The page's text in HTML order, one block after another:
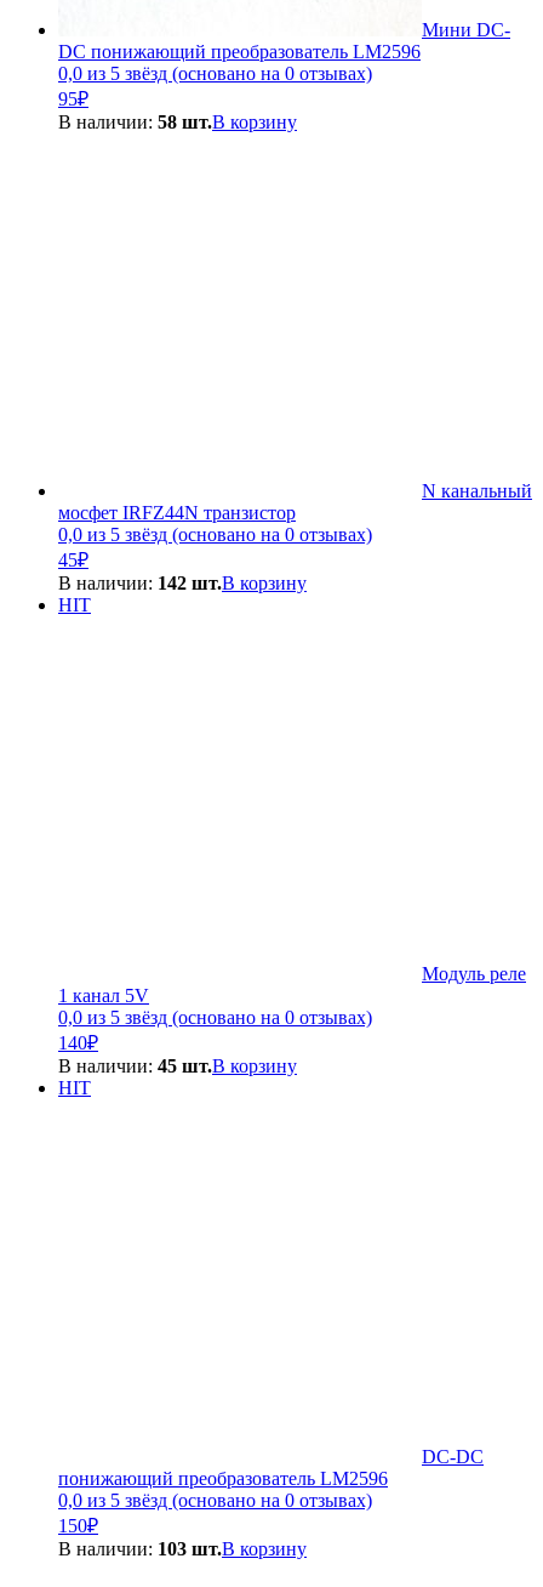
Мини DC-
DC понижающий преобразователь LM2596
0,0 из 5 звёзд (основано на 0 отзывах)
95₽
В наличии: 58 шт.В корзину
N канальный
мосфет IRFZ44N транзистор
0,0 из 5 звёзд (основано на 0 отзывах)
45₽
В наличии: 142 шт.В корзину
HIT
Модуль реле
1 канал 5V
0,0 из 5 звёзд (основано на 0 отзывах)
140₽
В наличии: 45 шт.В корзину
HIT
DC-DC
понижающий преобразователь LM2596
0,0 из 5 звёзд (основано на 0 отзывах)
150₽
В наличии: 103 шт.В корзину